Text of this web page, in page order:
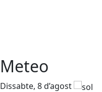
Meteo
Dissabte, 8 d’agost